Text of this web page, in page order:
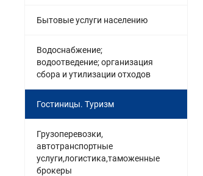
Бытовые услуги населению
Водоснабжение;
водоотведение; организация
сбора и утилизации отходов
Гостиницы. Туризм
Грузоперевозки,
автотранспортные
услуги,логистика,таможенные
брокеры